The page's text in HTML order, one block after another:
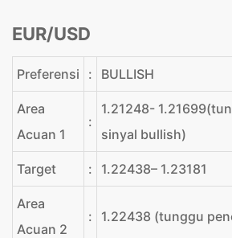
EUR/USD
Preferensi : BULLISH
Area
Acuan 1
:
1.21248-
sinyal bullish)
Target : 1.22438– 1.23181
Area
Acuan 2
: 1.22438 (tunggu